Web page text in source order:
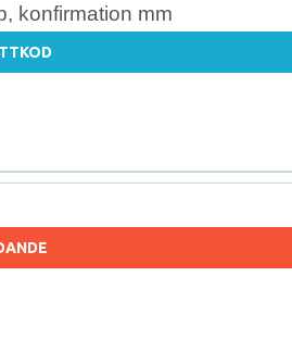
konfirmation mm